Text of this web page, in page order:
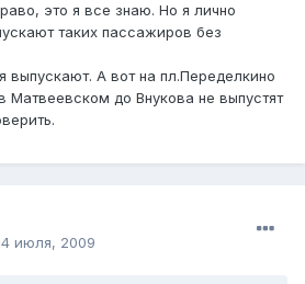
это я все знаю. Но я лично
таких пассажиров без
выпускают. А вот на пл.Переделкино
Матвеевском до Внукова не выпустят
июля, 2009